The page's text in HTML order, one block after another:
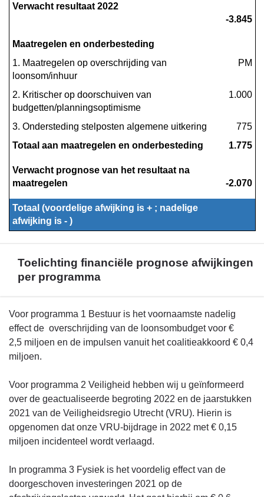
Verwacht resultaat 2022
-3.845
Maatregelen en onderbesteding
1. Maatregelen op overschrijding van
loonsom/inhuur
PM
2. Kritischer op doorschuiven van
budgetten/planningsoptimisme
1.000
3. Ondersteding stelposten algemene uitkering
775
Totaal aan maatregelen en onderbesteding
1.775
Verwacht prognose van het resultaat na
maatregelen
-2.070
Totaal (voordelige afwijking is + ; nadelige
afwijking is - )
Toelichting financiële prognose afwijkingen
per programma
Terug
naar
navigatie
beeld
Toelichting
financiële
prognose
per
programma
Voor programma 1 Bestuur is het voornaamste nadelig
effect de overschrijding van de loonsombudget voor €
2,5 miljoen en de impulsen vanuit het coalitieakkoord € 0,4
miljoen.
Voor programma 2 Veiligheid hebben wij u geïnformeerd
over de geactualiseerde begroting 2022 en de jaarstukken
2021 van de Veiligheidsregio Utrecht (VRU). Hierin is
opgenomen dat onze VRU-bijdrage in 2022 met € 0,15
miljoen incidenteel wordt verlaagd.
In programma 3 Fysiek is het voordelig effect van de
doorgeschoven investeringen 2021 op de